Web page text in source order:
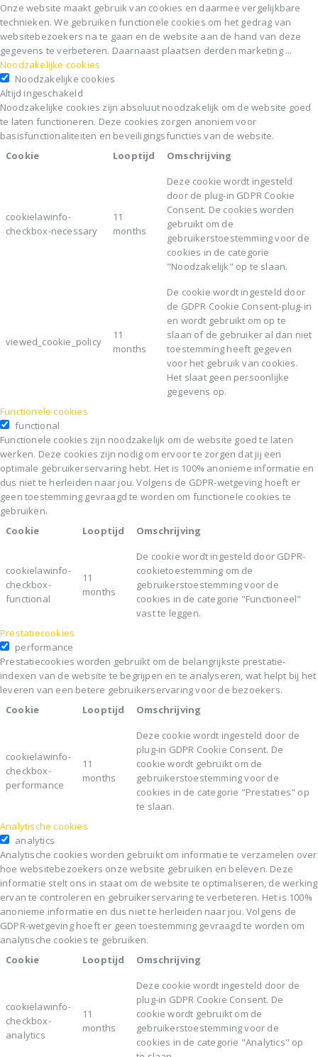
Onze website maakt gebruik van cookies en daarmee vergelijkbare
technieken. We gebruiken functionele cookies om het gedrag van
websitebezoekers na te gaan en de website aan de hand van deze
gegevens te verbeteren. Daarnaast plaatsen derden marketing ...
Noodzakelijke cookies
Noodzakelijke cookies
Altijd ingeschakeld
Noodzakelijke cookies zijn absoluut noodzakelijk om de website goed
te laten functioneren. Deze cookies zorgen anoniem voor
basisfunctionaliteiten en beveiligingsfuncties van de website.
Cookie
Looptijd Omschrijving
cookielawinfo-
checkbox-necessary
11
months
Deze cookie wordt ingesteld
door de plug-in GDPR Cookie
Consent. De cookies worden
gebruikt om de
gebruikerstoestemming voor de
cookies in de categorie
"Noodzakelijk" op te slaan.
viewed_cookie_policy
11
months
De cookie wordt ingesteld door
de GDPR Cookie Consent-plug-in
en wordt gebruikt om op te
slaan of de gebruiker al dan niet
toestemming heeft gegeven
voor het gebruik van cookies.
Het slaat geen persoonlijke
gegevens op.
Functionele cookies
functional
Functionele cookies zijn noodzakelijk om de website goed te laten
werken. Deze cookies zijn nodig om ervoor te zorgen dat jij een
optimale gebruikerservaring hebt. Het is 100% anonieme informatie en
dus niet te herleiden naar jou. Volgens de GDPR-wetgeving hoeft er
geen toestemming gevraagd te worden om functionele cookies te
gebruiken.
Cookie
Looptijd Omschrijving
cookielawinfo-
checkbox-
functional
11
months
De cookie wordt ingesteld door GDPR-
cookietoestemming om de
gebruikerstoestemming voor de
cookies in de categorie "Functioneel"
vast te leggen.
Prestatiecookies
performance
Prestatiecookies worden gebruikt om de belangrijkste prestatie-
indexen van de website te begrijpen en te analyseren, wat helpt bij het
leveren van een betere gebruikerservaring voor de bezoekers.
Cookie
Looptijd Omschrijving
cookielawinfo-
checkbox-
performance
11
months
Deze cookie wordt ingesteld door de
plug-in GDPR Cookie Consent. De
cookie wordt gebruikt om de
gebruikerstoestemming voor de
cookies in de categorie "Prestaties" op
te slaan.
Analytische cookies
analytics
Analytische cookies worden gebruikt om informatie te verzamelen over
hoe websitebezoekers onze website gebruiken en beleven. Deze
informatie stelt ons in staat om de website te optimaliseren, de werking
ervan te controleren en gebruikerservaring te verbeteren. Het is 100%
anonieme informatie en dus niet te herleiden naar jou. Volgens de
GDPR-wetgeving hoeft er geen toestemming gevraagd te worden om
analytische cookies te gebruiken.
Cookie
Looptijd Omschrijving
cookielawinfo-
checkbox-
analytics
11
months
Deze cookie wordt ingesteld door de
plug-in GDPR Cookie Consent. De
cookie wordt gebruikt om de
gebruikerstoestemming voor de
cookies in de categorie "Analytics" op